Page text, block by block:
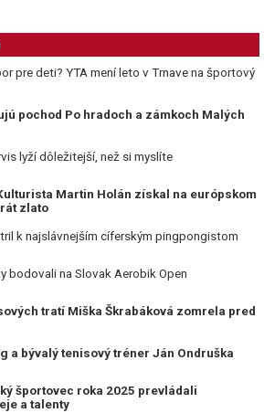
pre deti? YTA mení leto v Trnave na športový
pochod Po hradoch a zámkoch Malých
lyží dôležitejší, než si myslíte
Martin Holán získal na európskom
zlato
k najslávnejším cíferským pingpongistom
bodovali na Slovak Aerobik Open
tratí Miška Škrabáková zomrela pred
a bývalý tenisový tréner Ján Ondruška
športovec roka 2025 prevládali
a talenty